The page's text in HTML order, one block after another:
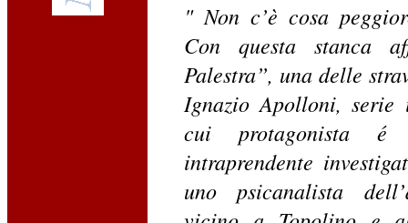
" Non c’è cosa
Con questa stanca
Palestra”, una delle
Ignazio Apolloni,
cui protagonista é
intraprendente
uno psicanalista